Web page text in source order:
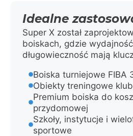
Idealne
Super X został
boiskach, gdzie
długowieczność mają
Boiska turniejowe FIBA
Obiekty treningowe
Premium boiska do
przydomowej
Szkoły, instytucje i
sportowe